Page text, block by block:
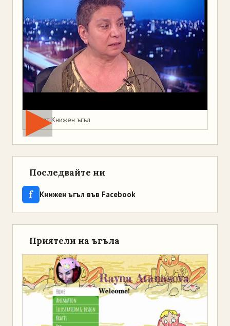
Мая от Книжен ъгъл
Последвайте ни
f Книжен ъгъл във Facebook
Приятели на ъгъла